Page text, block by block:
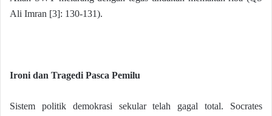
Ali Imran [3]: 130-131).
Ironi dan Tragedi Pasca Pemilu
Sistem politik demokrasi sekular telah gagal total. Socrates